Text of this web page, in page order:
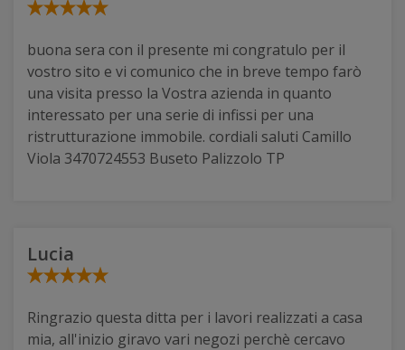
buona sera con il presente mi congratulo per il
vostro sito e vi comunico che in breve tempo farò
una visita presso la Vostra azienda in quanto
interessato per una serie di infissi per una
ristrutturazione immobile. cordiali saluti Camillo
Viola 3470724553 Buseto Palizzolo TP
Lucia
Ringrazio questa ditta per i lavori realizzati a casa
mia, all'inizio giravo vari negozi perchè cercavo